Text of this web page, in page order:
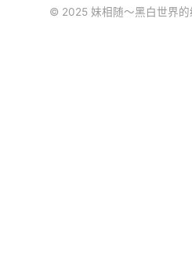
© 2025 妹相随～黑白世界